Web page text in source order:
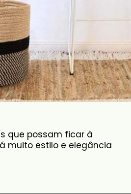
que possam ficar à
muito estilo e elegância